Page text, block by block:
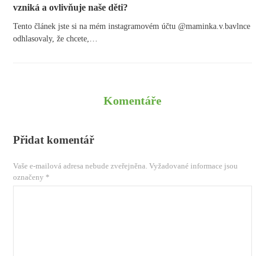
vzniká a ovlivňuje naše děti?
Tento článek jste si na mém instagramovém účtu @maminka.v.bavlnce
odhlasovaly, že chcete,…
Komentáře
Přidat komentář
Vaše e-mailová adresa nebude zveřejněna. Vyžadované informace jsou
označeny *